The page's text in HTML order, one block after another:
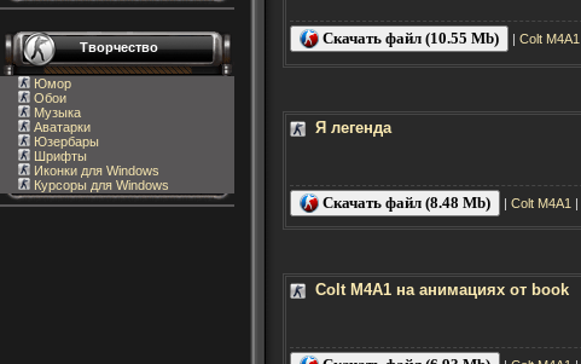
Творчество
Юмор
Обои
Музыка
Аватарки
Юзербары
Шрифты
Иконки для Windows
Курсоры для Windows
Скачать файл (10.55 Mb) | Colt M4A1
Я легенда
Скачать файл (8.48 Mb) | Colt M4A1 |
Colt M4A1 на анимациях от book